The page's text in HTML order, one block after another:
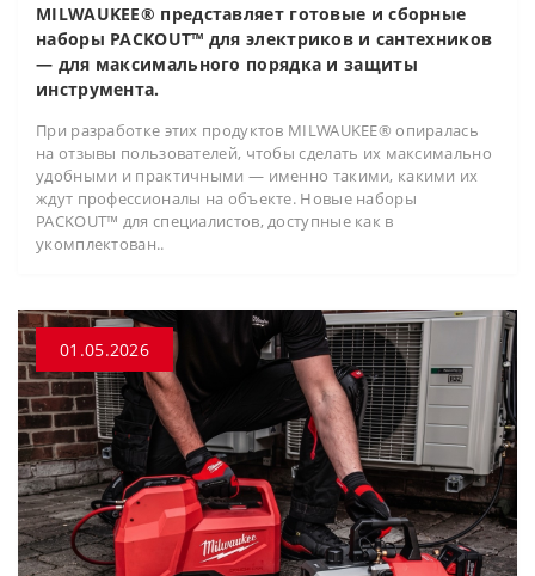
MILWAUKEE® представляет готовые и сборные
наборы PACKOUT™ для электриков и сантехников
— для максимального порядка и защиты
инструмента.
При разработке этих продуктов MILWAUKEE® опиралась
на отзывы пользователей, чтобы сделать их максимально
удобными и практичными — именно такими, какими их
ждут профессионалы на объекте. Новые наборы
PACKOUT™ для специалистов, доступные как в
укомплектован..
01.05.2026